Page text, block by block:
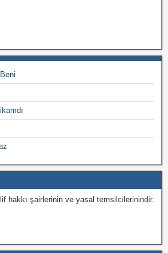
hakkı şairlerinin ve yasal temsilcilerinindir.